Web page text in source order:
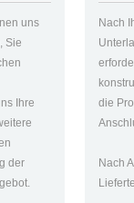
uns
Sie
Ihre
der
Nach
die
Nach